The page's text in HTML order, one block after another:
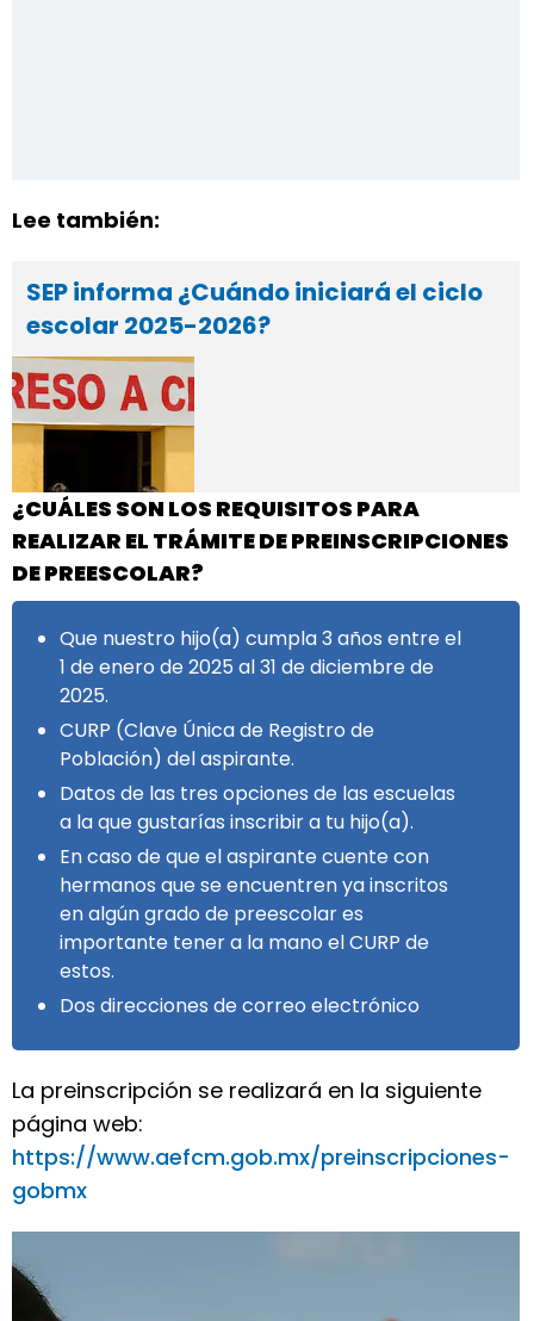
Lee también:
SEP informa ¿Cuándo iniciará el ciclo
escolar 2025-2026?
¿CUÁLES SON LOS REQUISITOS PARA
REALIZAR EL TRÁMITE DE PREINSCRIPCIONES
DE PREESCOLAR?
Que nuestro hijo(a) cumpla 3 años entre el
1 de enero de 2025 al 31 de diciembre de
2025.
CURP (Clave Única de Registro de
Población) del aspirante.
Datos de las tres opciones de las escuelas
a la que gustarías inscribir a tu hijo(a).
En caso de que el aspirante cuente con
hermanos que se encuentren ya inscritos
en algún grado de preescolar es
importante tener a la mano el CURP de
estos.
Dos direcciones de correo electrónico
La preinscripción se realizará en la siguiente
página web:
https://www.aefcm.gob.mx/preinscripciones-
gobmx